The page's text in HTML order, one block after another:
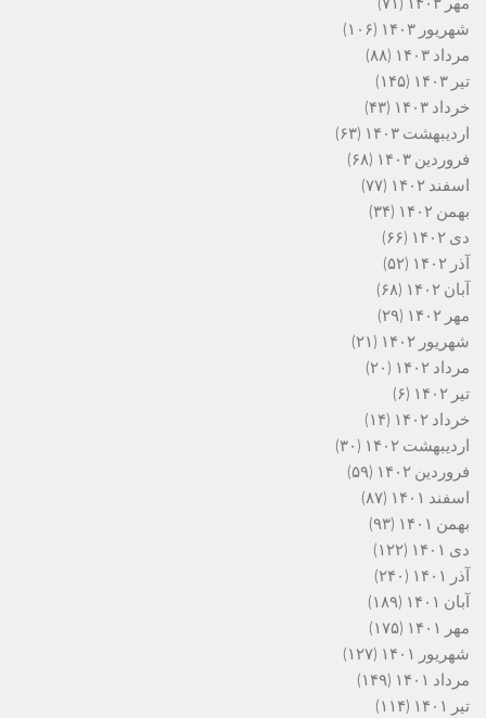
شهریور ۱۴۰۳
(۱۰۶)
مرداد ۱۴۰۳
(۸۸)
تیر ۱۴۰۳
(۱۴۵)
خرداد ۱۴۰۳
(۴۳)
اردیبهشت ۱۴۰۳
(۶۳)
فروردین ۱۴۰۳
(۶۸)
اسفند ۱۴۰۲
(۷۷)
بهمن ۱۴۰۲
(۳۴)
دی ۱۴۰۲
(۶۶)
آذر ۱۴۰۲
(۵۲)
آبان ۱۴۰۲
(۶۸)
مهر ۱۴۰۲
(۲۹)
شهریور ۱۴۰۲
(۲۱)
مرداد ۱۴۰۲
(۲۰)
تیر ۱۴۰۲
(۶)
خرداد ۱۴۰۲
(۱۴)
اردیبهشت ۱۴۰۲
(۳۰)
فروردین ۱۴۰۲
(۵۹)
اسفند ۱۴۰۱
(۸۷)
بهمن ۱۴۰۱
(۹۳)
دی ۱۴۰۱
(۱۲۲)
آذر ۱۴۰۱
(۲۴۰)
آبان ۱۴۰۱
(۱۸۹)
مهر ۱۴۰۱
(۱۷۵)
شهریور ۱۴۰۱
(۱۲۷)
مرداد ۱۴۰۱
(۱۴۹)
تیر ۱۴۰۱
(۱۱۴)